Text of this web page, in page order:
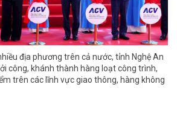
địa phương trên cả nước, tỉnh Nghệ An
công, khánh thành hàng loạt công trình,
trên các lĩnh vực giao thông, hàng không